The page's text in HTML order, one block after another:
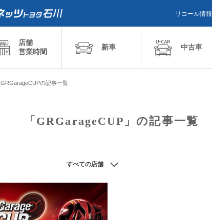
リコール情報
店舗
営業時間
新車 中古車
GRGarageCUPの記事一覧
「GRGarageCUP」の記事一覧
すべての店舗